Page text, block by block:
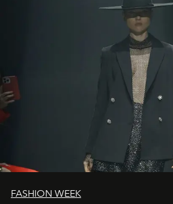
FASHION WEEK